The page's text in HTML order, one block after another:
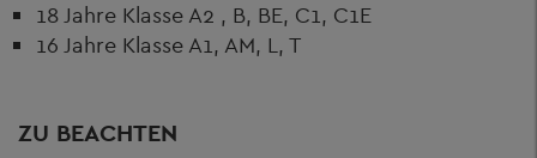
18 Jahre Klasse A2 , B, BE, C1, C1E
16 Jahre Klasse A1, AM, L, T
ZU BEACHTEN